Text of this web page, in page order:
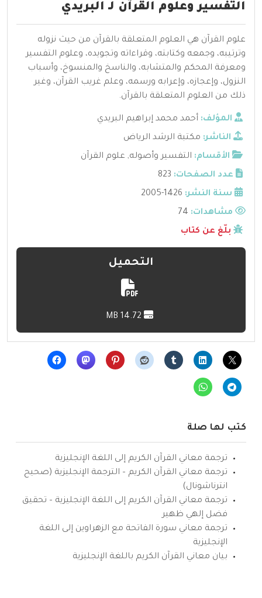
التفسير وعلوم القرآن لـ البريدي
علوم القرآن هي العلوم المتعلقة بالقرآن من حيث نزوله
وترتيبه، وجمعه وكتابته، وقراءاته وتجويده، وعلوم التفسير
ومعرفة المحكم والمتشابه، والناسخ والمنسوخ، وأسباب
النزول، وإعجازه، وإعرابه ورسمه، وعلم غريب القرآن، وغير
ذلك من العلوم المتعلقة بالقرآن.
المؤلف: أحمد محمد إبراهيم البريدي
الناشر: مكتبة الرشد الرياض
الأقسام: التفسير وأصوله, علوم القرآن
عدد الصفحات: 823
سنة النشر: 1426-2005
مشاهدات:
بلّغ عن كتاب
التحميل
كتب لها صلة
ترجمة معاني القرآن الكريم إلى اللغة الإنجليزية
ترجمة معاني القرآن الكريم – الترجمة الإنجليزية (صحيح
انترناشونال)
ترجمة معاني القرآن الكريم إلى اللغة الإنجليزية – تحقيق
فضل إلهي ظهير
ترجمة معاني سورة الفاتحة مع الزهراوين إلى اللغة
الإنجليزية
بيان معاني القرآن الكريم باللغة الإنجليزية